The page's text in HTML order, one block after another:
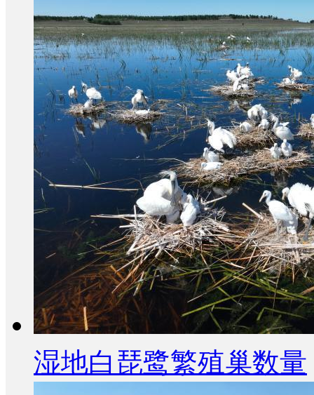
湿地白琵鹭繁殖巢数量